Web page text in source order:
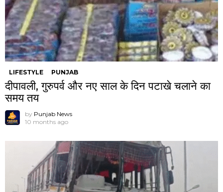
LIFESTYLE PUNJAB
दीपावली, गुरुपर्व और नए साल के दिन पटाखे चलाने का
समय तय
by Punjab News
10 months ago